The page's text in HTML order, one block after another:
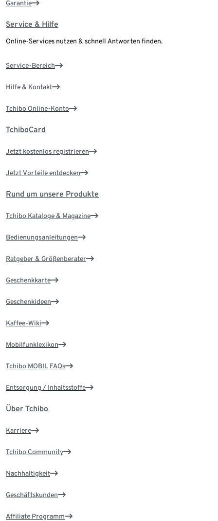
Garantie
Service & Hilfe
Online-Services nutzen & schnell Antworten finden.
Service-Bereich
Hilfe & Kontakt
Tchibo Online-Konto
TchiboCard
Jetzt kostenlos registrieren
Jetzt Vorteile entdecken
Rund um unsere Produkte
Tchibo Kataloge & Magazine
Bedienungsanleitungen
Ratgeber & Größenberater
Geschenkkarte
Geschenkideen
Kaffee-Wiki
Mobilfunklexikon
Tchibo MOBIL FAQs
Entsorgung / Inhaltsstoffe
Über Tchibo
Karriere
Tchibo Community
Nachhaltigkeit
Geschäftskunden
Affiliate Programm